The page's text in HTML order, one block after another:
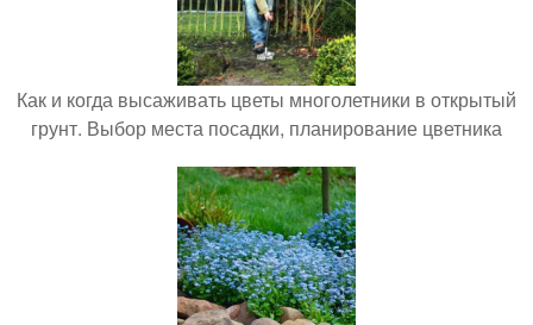
Как и когда высаживать цветы многолетники в открытый
грунт. Выбор места посадки, планирование цветника